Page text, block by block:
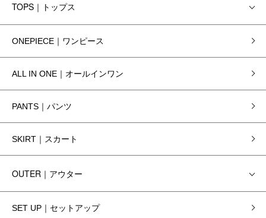
TOPS｜トップス
ONEPIECE｜ワンピース
ALL IN ONE｜オールインワン
PANTS｜パンツ
SKIRT｜スカート
OUTER｜アウター
SET UP｜セットアップ